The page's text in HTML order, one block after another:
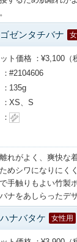
ゼンタチバナ
ト価格
¥3,100（
#2104606
135g
XS、S
れがよく、爽快な
めシワになりにく
手触りもよい竹製
ナをあしらったデ
ナバタケ 女性用